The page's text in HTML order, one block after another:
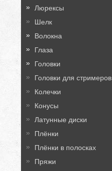
Люрексы
Шелк
Волокна
Глаза
Головки
Головки для стримеров
Колечки
Конусы
Латунные диски
Плёнки
Плёнки в полосках
Пряжи